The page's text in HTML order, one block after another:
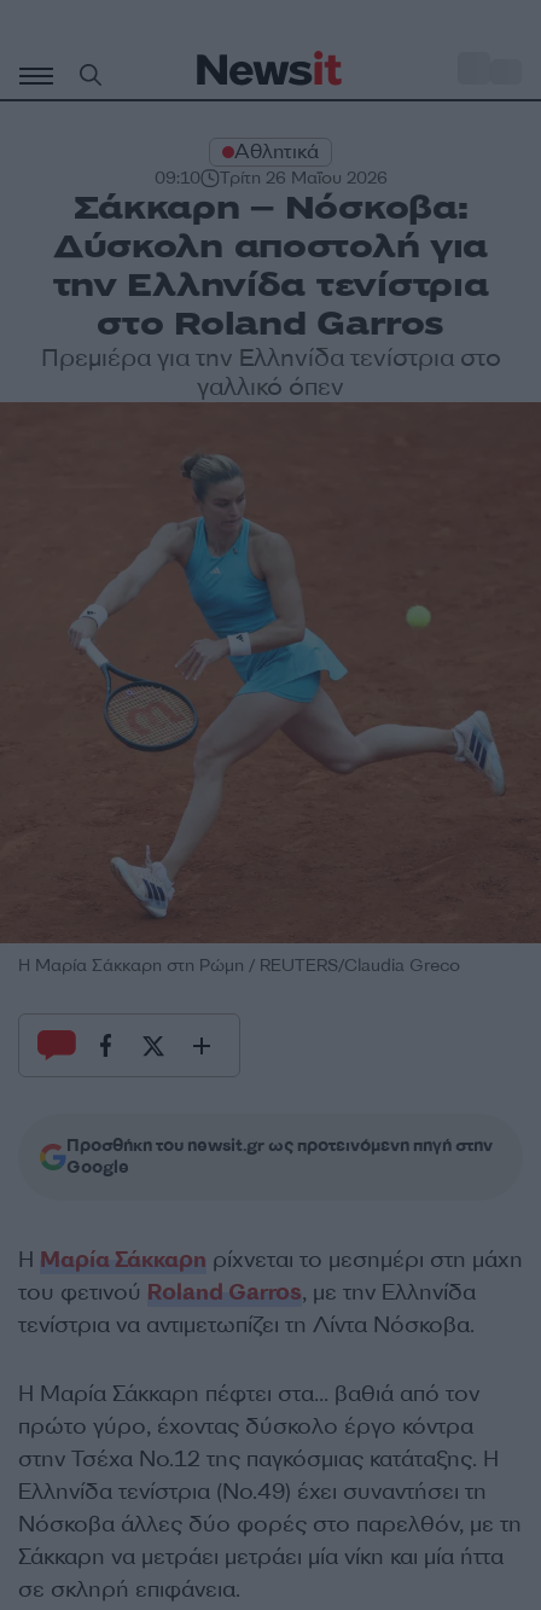
περιεχόμενο
Αθλητικά
09:10 Τρίτη 26 Μαΐου 2026
Σάκκαρη – Νόσκοβα:
Δύσκολη αποστολή για
την Ελληνίδα τενίστρια
στο Roland Garros
Πρεμιέρα για την Ελληνίδα τενίστρια στο
γαλλικό όπεν
Η Μαρία Σάκκαρη στη Ρώμη / REUTERS/Claudia Greco
Προσθήκη του newsit.gr ως προτεινόμενη πηγή στην
Google
Η Μαρία Σάκκαρη ρίχνεται το μεσημέρι στη μάχη
του φετινού Roland Garros, με την Ελληνίδα
τενίστρια να αντιμετωπίζει τη Λίντα Νόσκοβα.
Η Μαρία Σάκκαρη πέφτει στα… βαθιά από τον
πρώτο γύρο, έχοντας δύσκολο έργο κόντρα
στην Τσέχα Νο.12 της παγκόσμιας κατάταξης. Η
Ελληνίδα τενίστρια (Νο.49) έχει συναντήσει τη
Νόσκοβα άλλες δύο φορές στο παρελθόν, με τη
Σάκκαρη να μετράει μετράει μία νίκη και μία ήττα
σε σκληρή επιφάνεια.